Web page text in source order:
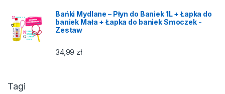
Bańki Mydlane – Płyn do Baniek 1L + Łapka do
baniek Mała + Łapka do baniek Smoczek -
Zestaw
34,99 zł
Tagi